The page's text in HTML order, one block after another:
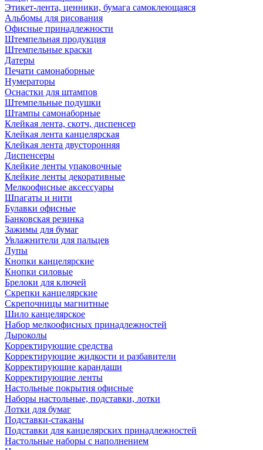
Этикет-лента, ценники, бумага самоклеющаяся
Альбомы для рисования
Офисные принадлежности
Штемпельная продукция
Штемпельные краски
Датеры
Печати самонаборные
Нумераторы
Оснастки для штампов
Штемпельные подушки
Штампы самонаборные
Клейкая лента, скотч, диспенсер
Клейкая лента канцелярская
Клейкая лента двусторонняя
Диспенсеры
Клейкие ленты упаковочные
Клейкие ленты декоративные
Мелкоофисные аксессуары
Шпагаты и нити
Булавки офисные
Банковская резинка
Зажимы для бумаг
Увлажнители для пальцев
Лупы
Кнопки канцелярские
Кнопки силовые
Брелоки для ключей
Скрепки канцелярские
Скрепочницы магнитные
Шило канцелярское
Набор мелкоофисных принадлежностей
Дыроколы
Корректирующие средства
Корректирующие жидкости и разбавители
Корректирующие карандаши
Корректирующие ленты
Настольные покрытия офисные
Наборы настольные, подставки, лотки
Лотки для бумаг
Подставки-стаканы
Подставки для канцелярских принадлежностей
Настольные наборы с наполнением